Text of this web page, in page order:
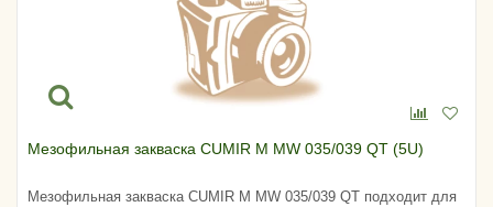
Мезофильная закваска CUMIR M MW 035/039 QT (5U)
Мезофильная закваска CUMIR M MW 035/039 QT подходит для